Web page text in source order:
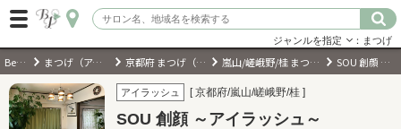
ログイン
会員登録（無料）
ジャンルを指定 ：まつげ
BeautyPark まつげ（アイラッシュ）サロン 京都府 まつげ（アイラッシュ）サロン 嵐山/嵯峨野/桂 まつげ（アイラッシュ）サロン SOU 創顔 ～アイラッシュ～
アイラッシュ [ 京都府/嵐山/嵯峨野/桂 ]
SOU 創顔 ～アイラッシュ～